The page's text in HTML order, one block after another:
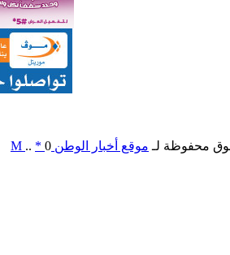
M .. * محفوظة لـ موقع أخبار الوطن 0